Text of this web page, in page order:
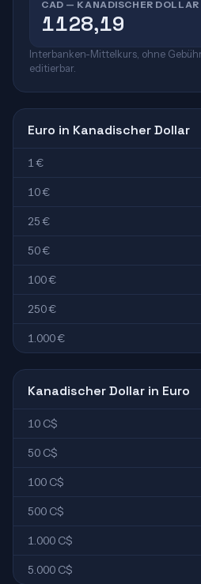
CAD — KANADISCHER DOLLAR
Interbanken-Mittelkurs, ohne
editierbar.
Euro in Kanadischer Dollar
1 €
10 €
25 €
50 €
100 €
250 €
1.000 €
Kanadischer Dollar in Euro
10 C$
50 C$
100 C$
500 C$
1.000 C$
5.000 C$